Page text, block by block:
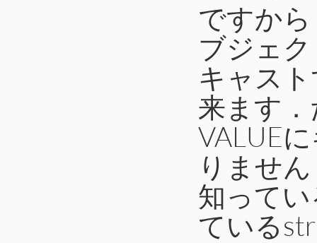
ですか
ブジェ
キャス
来ます
VALUE
りませ
知って
ている